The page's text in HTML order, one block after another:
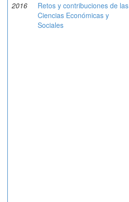
2016
Retos y contribuciones de las
Ciencias Económicas y
Sociales